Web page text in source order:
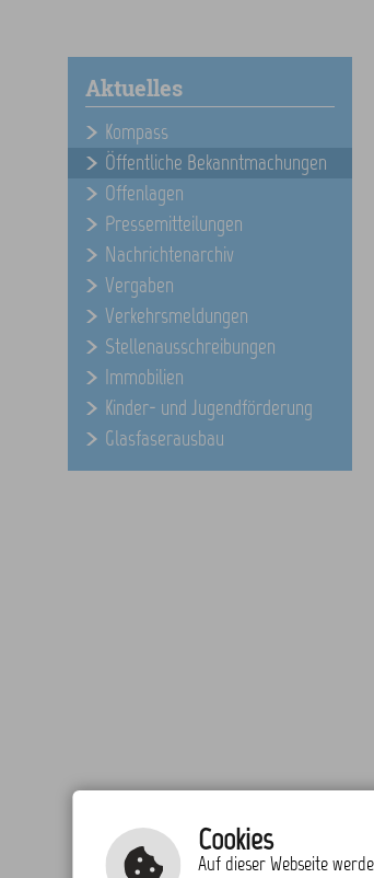
Aktuelles
Kompass
Öffentliche Bekanntmachungen
Offenlagen
Pressemitteilungen
Nachrichtenarchiv
Vergaben
Verkehrsmeldungen
Stellenausschreibungen
Immobilien
Kinder- und Jugendförderung
Glasfaserausbau
Cookies
Auf dieser Webseite